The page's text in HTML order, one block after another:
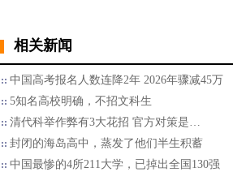
相关新闻
中国高考报名人数连降2年 2026年骤减45万
5知名高校明确，不招文科生
清代科举作弊有3大花招 官方对策是…
封闭的海岛高中，蒸发了他们半生积蓄
中国最惨的4所211大学，已掉出全国130强